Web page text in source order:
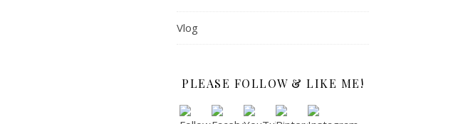
Vlog
PLEASE FOLLOW & LIKE ME!